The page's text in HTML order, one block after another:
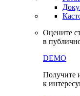
API & Data Feed
API
в